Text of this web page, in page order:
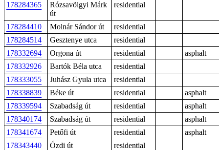
178284365
Rózsavölgyi Márk
út
residential
178284410 Molnár Sándor út
residential
178284514
Gesztenye utca
residential
178332694
Orgona út residential
asphalt
178332926
Bartók Béla utca
residential
178333055
Juhász Gyula utca
residential
178338839
Béke út residential
asphalt
178339594
Szabadság út residential
asphalt
178340174
Szabadság út residential
asphalt
178341674
Petőfi út residential
asphalt
178343440
Ózdi út
residential